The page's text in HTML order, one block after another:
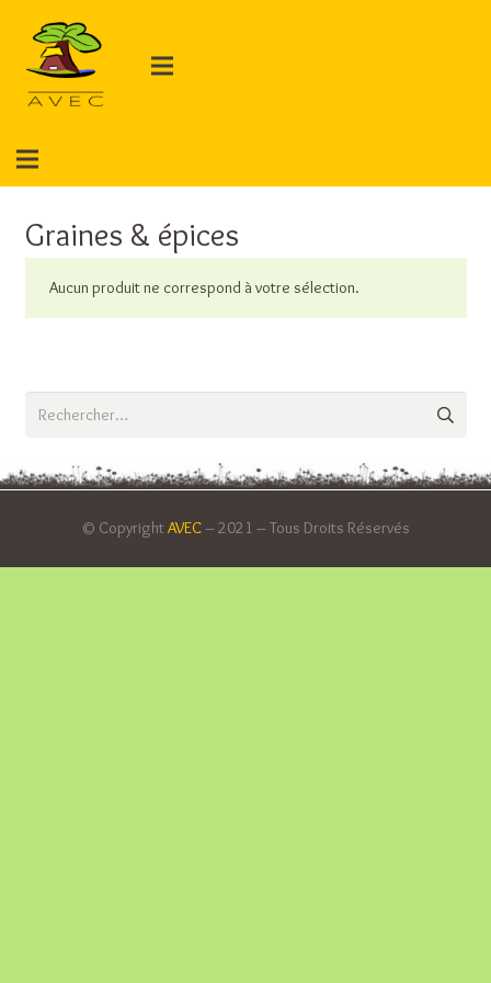
Graines & épices
Aucun produit ne correspond à votre sélection.
Rechercher :
© CopyrightAVEC– 2021 – Tous Droits Réservés